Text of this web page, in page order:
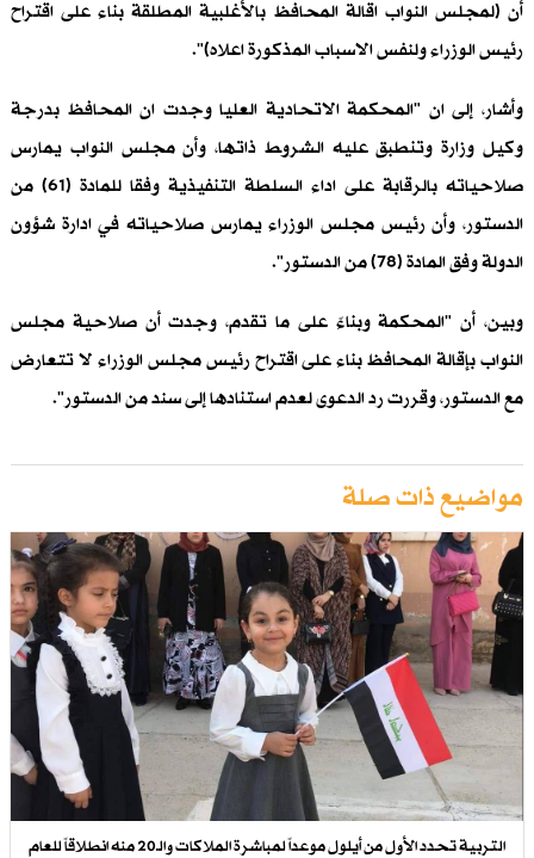
أن (لمجلس النواب اقالة المحافظ بالأغلبية المطلقة بناء على اقتراح
رئيس الوزراء ولنفس الاسباب المذكورة اعلاه)".
وأشار، إلى ان "المحكمة الاتحادية العليا وجدت ان المحافظ بدرجة
وكيل وزارة وتنطبق عليه الشروط ذاتها، وأن مجلس النواب يمارس
صلاحياته بالرقابة على اداء السلطة التنفيذية وفقا للمادة (61) من
الدستور، وأن رئيس مجلس الوزراء يمارس صلاحياته في ادارة شؤون
الدولة وفق المادة (78) من الدستور".
وبين، أن "المحكمة وبناءً على ما تقدم، وجدت أن صلاحية مجلس
النواب بإقالة المحافظ بناء على اقتراح رئيس مجلس الوزراء لا تتعارض
مع الدستور، وقررت رد الدعوى لعدم استنادها إلى سند من الدستور".
مواضيع ذات صلة
التربية تحدد الأول من أيلول موعداً لمباشرة الملاكات والـ20 منه انطلاقاً للعام